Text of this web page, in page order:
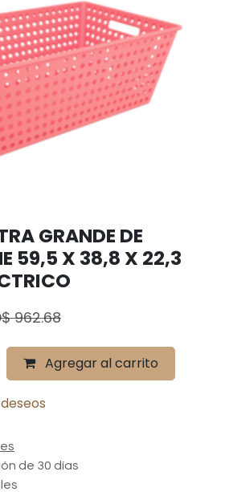
GRANDE DE
59,5 X 38,8 X 22,3
962.68
Agregar al carrito
de 30 días